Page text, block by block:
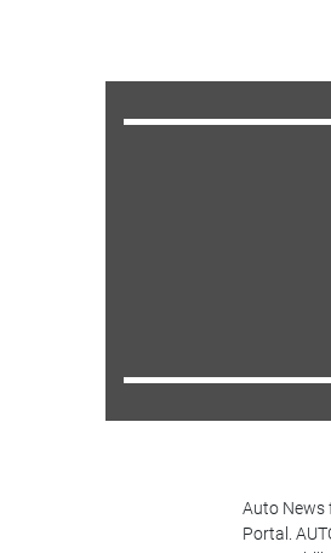
Auto News
Portal.